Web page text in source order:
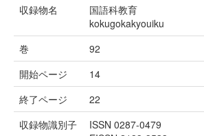
収録物名
国語科教育
kokugokakyouiku
巻
92
開始ページ
14
終了ページ
22
収録物識別子
ISSN 0287-0479